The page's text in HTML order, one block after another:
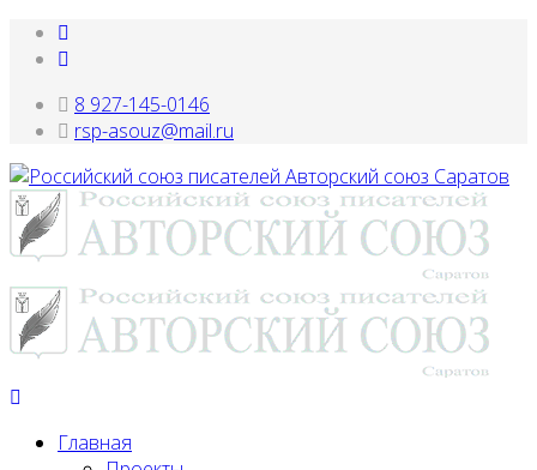
8 927-145-0146
rsp-asouz@mail.ru
Главная